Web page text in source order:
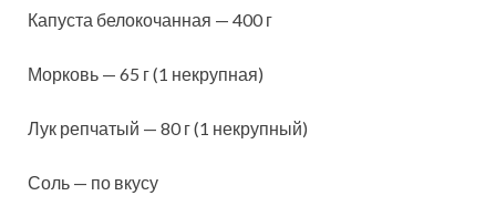
Капуста белокочанная — 400 г
Морковь — 65 г (1 некрупная)
Лук репчатый — 80 г (1 некрупный)
Соль — по вкусу